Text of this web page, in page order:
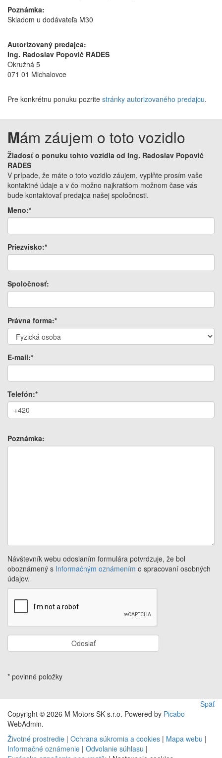
Poznámka:
Skladom u dodávateľa M30
Autorizovaný predajca:
Ing. Radoslav Popovič RADES
Okružná 5
071 01 Michalovce
Pre konkrétnu ponuku pozrite stránky autorizovaného predajcu.
Mám záujem o toto vozidlo
Žiadosť o ponuku tohto vozidla od Ing. Radoslav Popovič
RADES
V prípade, že máte o toto vozidlo záujem, vyplňte prosím vaše
kontaktné údaje a v čo možno najkratšom možnom čase vás
bude kontaktovať predajca našej spoločnosti.
Meno:*
Priezvisko:*
Spoločnosť:
Právna forma:*
E-mail:*
Telefón:*
Poznámka:
Návštevník webu odoslaním formulára potvrdzuje, že bol
oboznámený s Informačným oznámením o spracovaní osobných
údajov.
Odoslať
* povinné položky
Späť
Copyright © 2026 M Motors SK s.r.o. Powered by Picabo
WebAdmin.
Životné prostredie | Ochrana súkromia a cookies | Mapa webu |
Informačné oznámenie | Odvolanie súhlasu |